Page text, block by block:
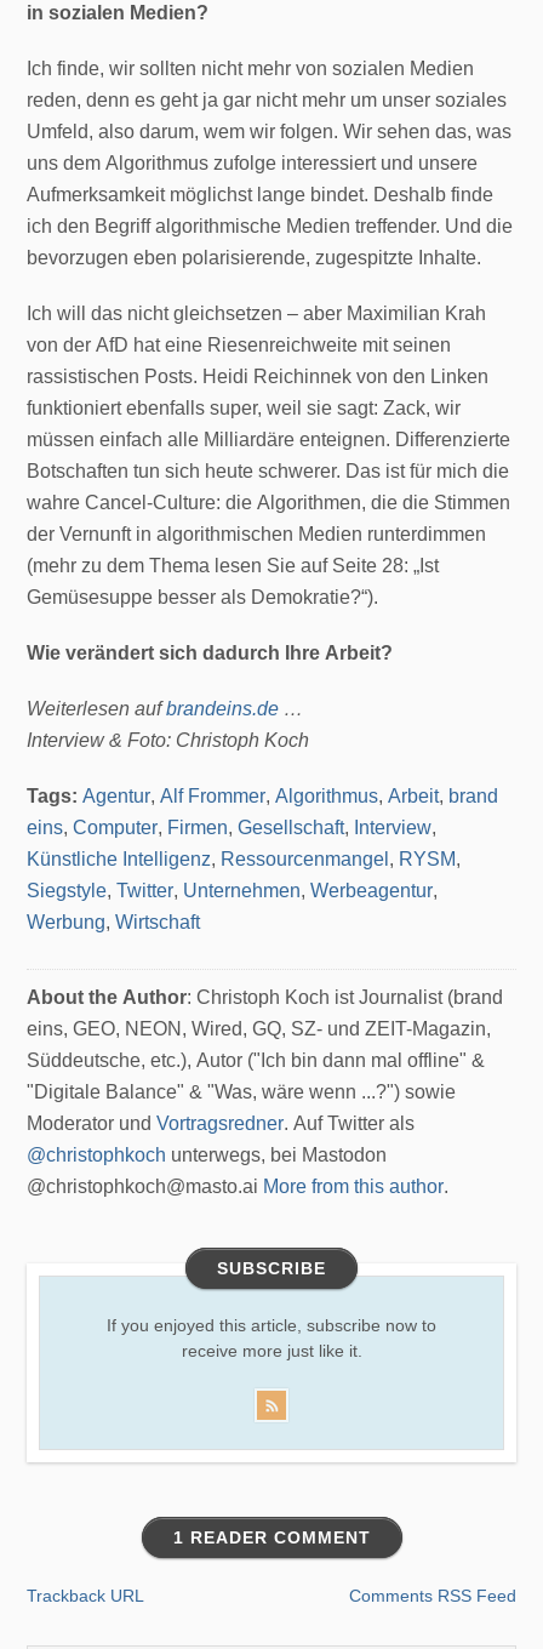
in sozialen Medien?
Ich finde, wir sollten nicht mehr von sozialen Medien
reden, denn es geht ja gar nicht mehr um unser soziales
Umfeld, also darum, wem wir folgen. Wir sehen das, was
uns dem Algorithmus zufolge interessiert und unsere
Aufmerksamkeit möglichst lange bindet. Deshalb finde
ich den Begriff algorithmische Medien treffender. Und die
bevorzugen eben polarisierende, zugespitzte Inhalte.
Ich will das nicht gleichsetzen – aber Maximilian Krah
von der AfD hat eine Riesenreichweite mit seinen
rassistischen Posts. Heidi Reichinnek von den Linken
funktioniert ebenfalls super, weil sie sagt: Zack, wir
müssen einfach alle Milliardäre enteignen. Differenzierte
Botschaften tun sich heute schwerer. Das ist für mich die
wahre Cancel-Culture: die Algorithmen, die die Stimmen
der Vernunft in algorithmischen Medien runterdimmen
(mehr zu dem Thema lesen Sie auf Seite 28: „Ist
Gemüsesuppe besser als Demokratie?“).
Wie verändert sich dadurch Ihre Arbeit?
Weiterlesen aufbrandeins.de …
Interview & Foto: Christoph Koch
Tags:Agentur,Alf Frommer,Algorithmus,Arbeit, brand
eins,Computer, Firmen,Gesellschaft, Interview,
Künstliche Intelligenz, Ressourcenmangel , RYSM,
Siegstyle,Twitter, Unternehmen,Werbeagentur,
Werbung,Wirtschaft
About the Author: Christoph Koch ist Journalist (brand
eins, GEO, NEON, Wired, GQ, SZ- und ZEIT-Magazin,
Süddeutsche, etc.), Autor ("Ich bin dann mal offline" &
"Digitale Balance" & "Was, wäre wenn ...?") sowie
Moderator undVortragsredner. Auf Twitter als
@christophkoch unterwegs, bei Mastodon
@christophkoch@masto.ai More from this author.
SUBSCRIBE
If you enjoyed this article, subscribe now to
receive more just like it.
1 READER COMMENT
Trackback URL Comments RSS Feed